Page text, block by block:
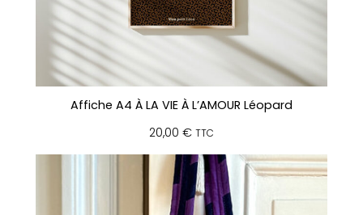
Affiche A4 À LA VIE À L’AMOUR Léopard
20,00 € TTC